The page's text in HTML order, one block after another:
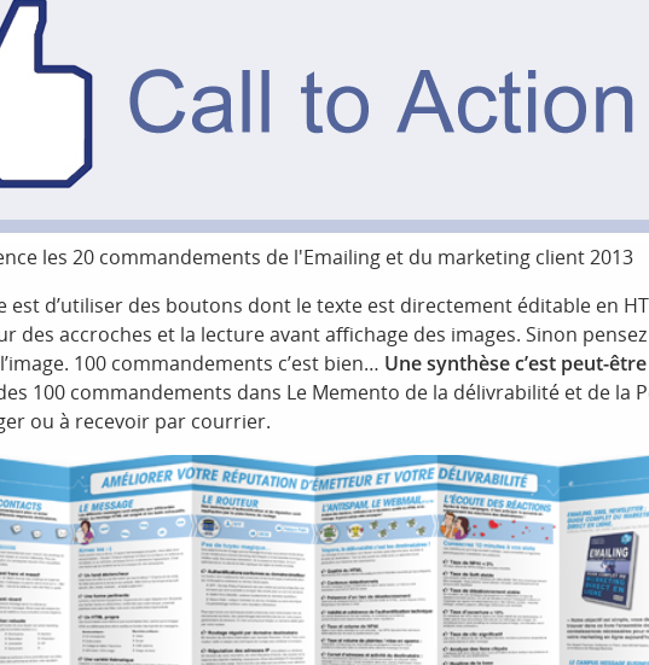
les 20 commandements de l'Emailing et du marketing client 2013
est d’utiliser des boutons dont le texte est directement éditable en
des accroches et la lecture avant affichage des images. Sinon
100 commandements c’est bien… Une synthèse c’est peut-
100 commandements dans Le Memento de la délivrabilité et de la
ou à recevoir par courrier.